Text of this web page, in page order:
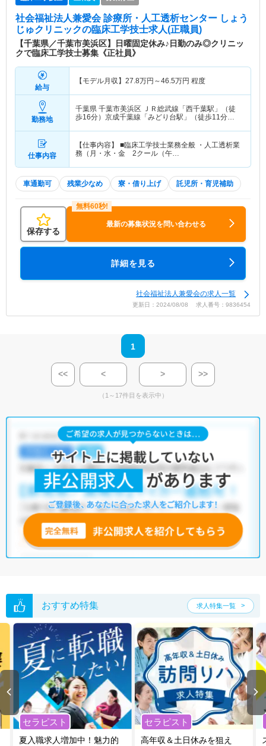
社会福祉法人兼愛会 診療所・人工透析センター しょう
じゅクリニックの臨床工学技士求人(正職員)
【千葉県／千葉市美浜区】日曜固定休み♪日勤のみ◎クリニッ
クで臨床工学技士募集《正社員》
給与
【モデル月収】 27.8万円～46.5万円 程度
勤務地
千葉県 千葉市美浜区 ＪＲ総武線「西千葉駅」（徒
歩16分）京成千葉線「みどり台駅」（徒歩11分）
仕事内容
【仕事内容】 ■臨床工学技士業務全般 ・人工透析業
務（月・水・金 2クール（午…
車通勤可 残業少なめ 寮・借り上げ 託児所・育児補助
保存する
最新の募集状況を問い合わせる
詳細を見る
社会福祉法人兼愛会の求人一覧
更新日：2024/08/08 求人番号：9836454
1
<< < > >>
（1～17件目を表示中）
おすすめ特集 求人特集一覧
セラピスト
夏入職求人増加中！魅力的
セラピスト
高年収＆土日休みを狙え